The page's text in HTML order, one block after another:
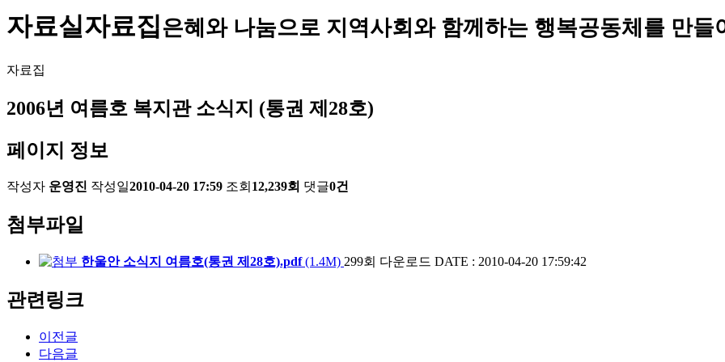
자료실자료집은혜와 나눔으로 지역사회와 함께하는 행복공동체를 만들
자료집
2006년 여름호 복지관 소식지 (통권 제28호)
페이지 정보
작성자 운영진 작성일2010-04-20 17:59 조회 12,239회 댓글0건
첨부파일
한울안 소식지 여름호(통권 제28호).pdf(1.4M) 299회 다운로드 DATE : 2010-04-20 17:59:42
관련링크
이전글
다음글